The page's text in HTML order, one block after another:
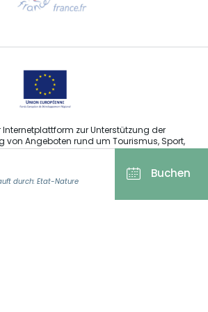
durch: Etat-Nature Buchen
Sie uns per E-Mail an
Internetplattform zur Unterstützung der
von Angeboten rund um Tourismus, Sport,
in der Region Grand Est wurde im
der Europäischen Union zur
19-Pandemie vom Europäischen Fonds
Entwicklung (EFRE) finanziert.